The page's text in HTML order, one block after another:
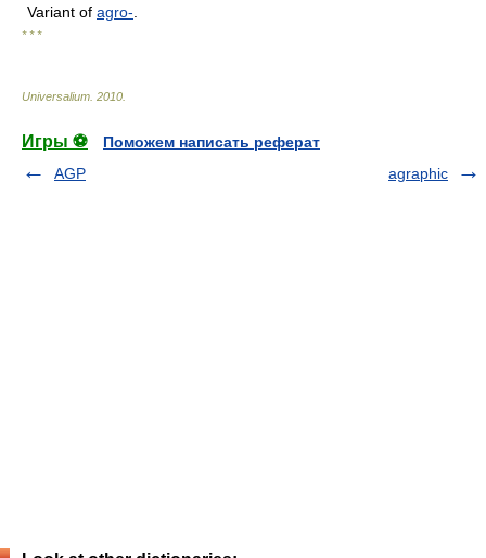
Variant of agro-
* * *
Universalium 2010
Игры ⚽
Поможем написать реферат
AGP
agraphic